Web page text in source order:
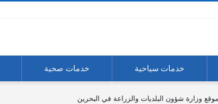
خدمات سياحية خدمات صحية
وزارة شؤون البلديات والزراعة في البحرين